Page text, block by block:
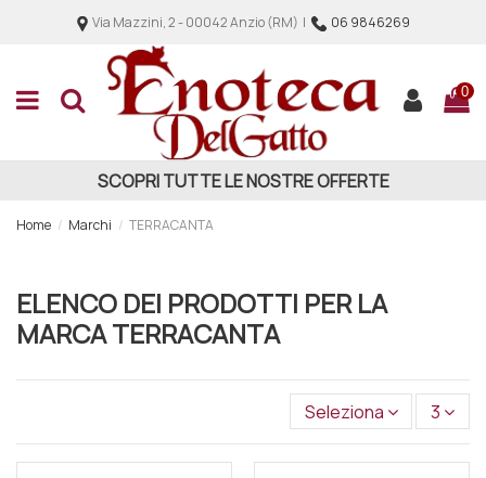
Via Mazzini, 2 - 00042 Anzio (RM) | 06 9846269
0
SCOPRI TUTTE LE NOSTRE OFFERTE
Home Marchi TERRACANTA
ELENCO DEI PRODOTTI PER LA
MARCA TERRACANTA
Seleziona 3